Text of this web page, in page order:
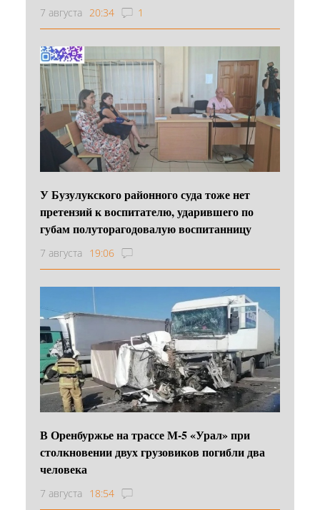
7 августа 20:34 1
У Бузулукского районного суда тоже нет
претензий к воспитателю, ударившего по
губам полуторагодовалую воспитанницу
7 августа 19:06
В Оренбуржье на трассе М-5 «Урал» при
столкновении двух грузовиков погибли два
человека
7 августа 18:54